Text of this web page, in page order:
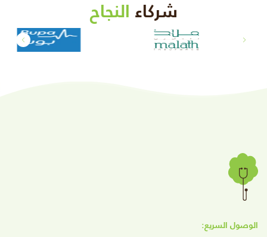
شركاء النجاح
الوصول السريع: